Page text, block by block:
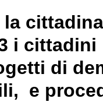
i
di
e